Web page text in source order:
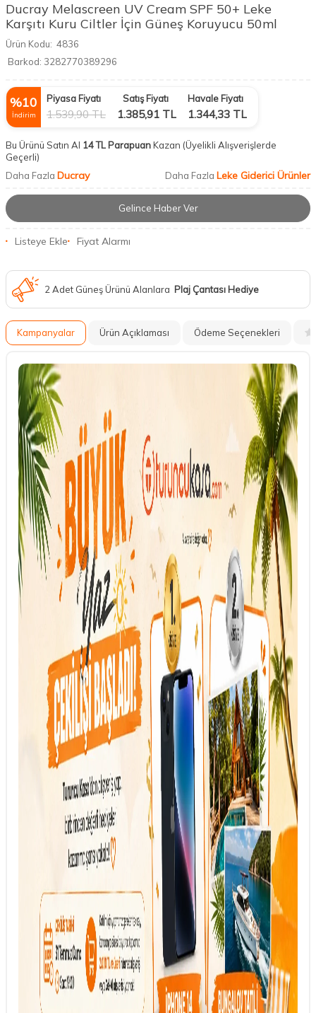
Ducray Melascreen UV Cream SPF 50+ Leke
Karşıtı Kuru Ciltler İçin Güneş Koruyucu 50ml
Ürün Kodu: 4836
Barkod: 3282770389296
%10
İndirim
Piyasa Fiyatı
1.539,90TL
Satış Fiyatı
1.385,91 TL
Havale Fiyatı
1.344,33 TL
Bu Ürünü Satın Al 14 TL ParapuanKazan (Üyelikli Alışverişlerde
Geçerli)
Daha Fazla Ducray Daha Fazla Leke Giderici Ürünler
Gelince Haber Ver
Listeye Ekle Fiyat Alarmı
2 Adet Güneş Ürünü Alanlara Plaj Çantası Hediye
Kampanyalar Ürün Açıklaması Ödeme Seçenekleri